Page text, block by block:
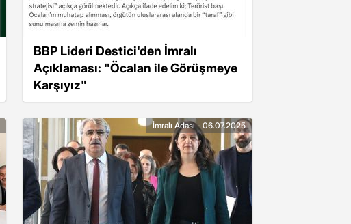
BBP Lideri Destici'den İmralı
Açıklaması: "Öcalan ile Görüşmeye
Karşıyız"
İmralı Adası - 06.07.2025